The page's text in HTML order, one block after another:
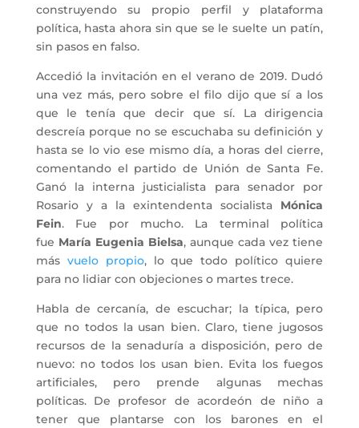
construyendo su propio perfil y plataforma
política, hasta ahora sin que se le suelte un patín,
sin pasos en falso.
Accedió la invitación en el verano de 2019. Dudó
una vez más, pero sobre el filo dijo que sí a los
que le tenía que decir que sí. La dirigencia
descreía porque no se escuchaba su definición y
hasta se lo vio ese mismo día, a horas del cierre,
comentando el partido de Unión de Santa Fe.
Ganó la interna justicialista para senador por
Rosario y a la exintendenta socialista
Mónica
Fein. Fue por mucho. La terminal política
fue María Eugenia Bielsa, aunque cada vez tiene
más vuelo propio, lo que todo político quiere
para no lidiar con objeciones o martes trece.
Habla de cercanía, de escuchar; la típica, pero
que no todos la usan bien. Claro, tiene jugosos
recursos de la senaduría a disposición, pero de
nuevo: no todos los usan bien. Evita los fuegos
artificiales, pero prende algunas mechas
políticas. De profesor de acordeón de niño a
tener que plantarse con los barones en el